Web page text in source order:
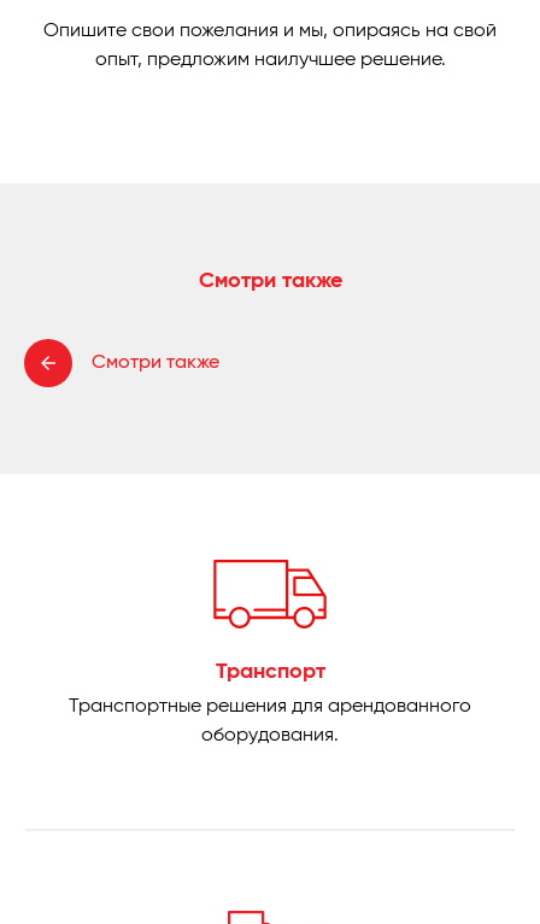
Опишите свои пожелания и мы, опираясь на свой
опыт, предложим наилучшее решение.
Смотри также
Смотри также
Транспорт
Транспортные решения для арендованного
оборудования.